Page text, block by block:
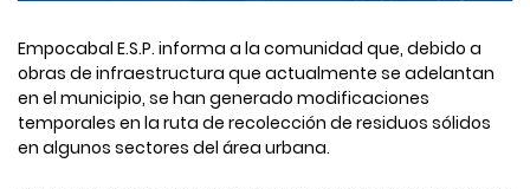
Empocabal E.S.P. informa a la comunidad que, debido a
obras de infraestructura que actualmente se adelantan
en el municipio, se han generado modificaciones
temporales en la ruta de recolección de residuos sólidos
en algunos sectores del área urbana.